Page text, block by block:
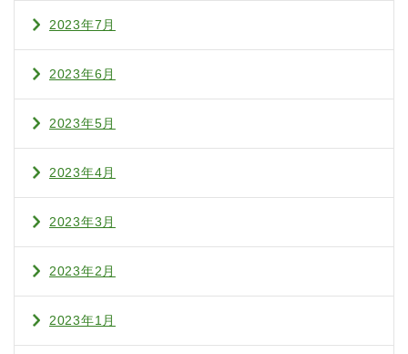
2023年7月
2023年6月
2023年5月
2023年4月
2023年3月
2023年2月
2023年1月